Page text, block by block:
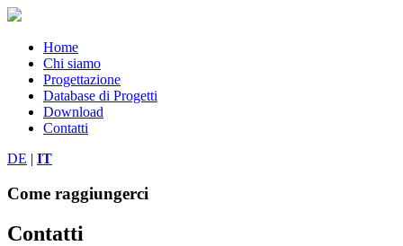
Home
Chi siamo
Progettazione
Database di Progetti
Download
Contatti
DE | IT
Come raggiungerci
Contatti